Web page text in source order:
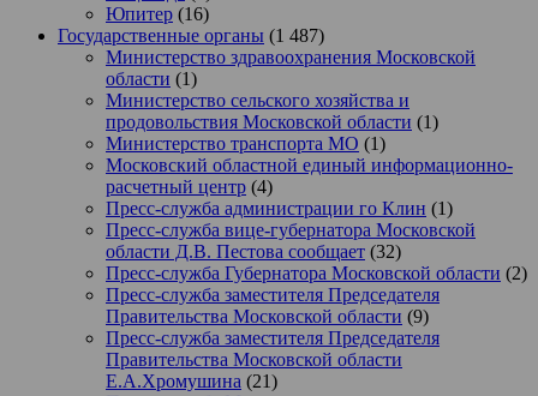
Юпитер (16)
Государственные органы (1 487)
Министерство здравоохранения Московской
области (1)
Министерство сельского хозяйства и
продовольствия Московской области (1)
Министерство транспорта МО (1)
Московский областной единый информационно-
расчетный центр (4)
Пресс-служба администрации го Клин (1)
Пресс-служба вице-губернатора Московской
области Д.В. Пестова сообщает (32)
Пресс-служба Губернатора Московской области (2)
Пресс-служба заместителя Председателя
Правительства Московской области (9)
Пресс-служба заместителя Председателя
Правительства Московской области
Е.А.Хромушина (21)